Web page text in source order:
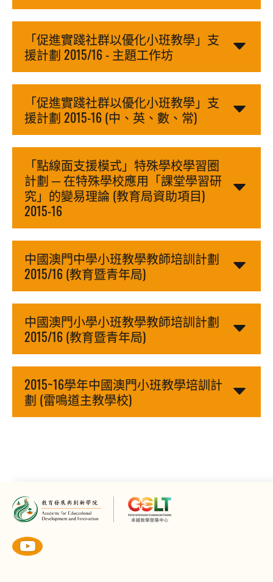
「促進實踐社群以優化小班教學」支
援計劃 2015/16 - 主題工作坊
「促進實踐社群以優化小班教學」支
援計劃 2015-16 (中、英、數、常)
「點線面支援模式」特殊學校學習圈
計劃 ─ 在特殊學校應用「課堂學習研
究」的變易理論 (教育局資助項目)
2015-16
中國澳門中學小班教學教師培訓計劃
2015/16 (教育暨青年局)
中國澳門小學小班教學教師培訓計劃
2015/16 (教育暨青年局)
2015~16學年中國澳門小班教學培訓計
劃 (雷鳴道主教學校)